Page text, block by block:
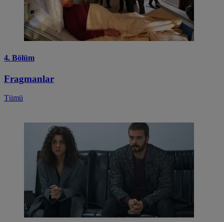
4. Bölüm
Fragmanlar
Tümü